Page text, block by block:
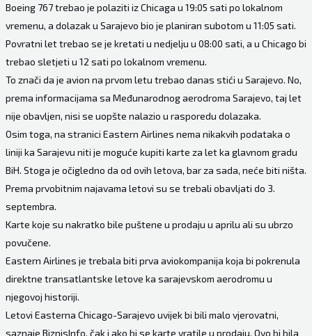
Boeing 767 trebao je polaziti iz Chicaga u 19:05 sati po lokalnom
vremenu, a dolazak u Sarajevo bio je planiran subotom u 11:05 sati.
Povratni let trebao se je kretati u nedjelju u 08:00 sati, a u Chicago bi
trebao sletjeti u 12 sati po lokalnom vremenu.
To znači da je avion na prvom letu trebao danas stići u Sarajevo. No,
prema informacijama sa Međunarodnog aerodroma Sarajevo, taj let
nije obavljen, nisi se uopšte nalazio u rasporedu dolazaka.
Osim toga, na stranici Eastern Airlines nema nikakvih podataka o
liniji ka Sarajevu niti je moguće kupiti karte za let ka glavnom gradu
BiH. Stoga je očigledno da od ovih letova, bar za sada, neće biti ništa.
Prema prvobitnim najavama letovi su se trebali obavljati do 3.
septembra.
Karte koje su nakratko bile puštene u prodaju u aprilu ali su ubrzo
povučene.
Eastern Airlines je trebala biti prva aviokompanija koja bi pokrenula
direktne transatlantske letove ka sarajevskom aerodromu u
njegovoj historiji.
Letovi Easterna Chicago-Sarajevo uvijek bi bili malo vjerovatni,
saznaje BiznisInfo, čak i ako bi se karte vratile u prodaju. Ovo bi bila